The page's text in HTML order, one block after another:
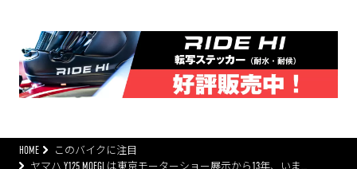
HOME
このバイクに注目
ヤマハ Y125 MOEGI は東京モーターショー展示から13年、いま…